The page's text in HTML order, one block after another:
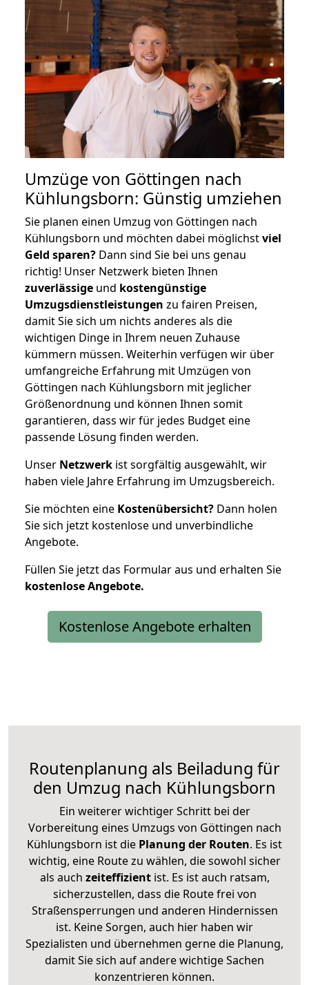
Umzüge von Göttingen nach
Kühlungsborn: Günstig umziehen
Sie planen einen Umzug von Göttingen nach
Kühlungsborn und möchten dabei möglichstviel
Geld sparen? Dann sind Sie bei uns genau
richtig! Unser Netzwerk bieten Ihnen
zuverlässige und kostengünstige
Umzugsdienstleistungen zu fairen Preisen,
damit Sie sich um nichts anderes als die
wichtigen Dinge in Ihrem neuen Zuhause
kümmern müssen. Weiterhin verfügen wir über
umfangreiche Erfahrung mit Umzügen von
Göttingen nach Kühlungsborn mit jeglicher
Größenordnung und können Ihnen somit
garantieren, dass wir für jedes Budget eine
passende Lösung finden werden.
Unser Netzwerk ist sorgfältig ausgewählt, wir
haben viele Jahre Erfahrung im Umzugsbereich.
Sie möchten eine Kostenübersicht? Dann holen
Sie sich jetzt kostenlose und unverbindliche
Angebote.
Füllen Sie jetzt das Formular aus und erhalten Sie
kostenloseAngebote.
Kostenlose Angebote erhalten
Routenplanung als Beiladung für
den Umzug nach Kühlungsborn
Ein weiterer wichtiger Schritt bei der
Vorbereitung eines Umzugs von Göttingen nach
Kühlungsborn ist die Planung der Routen. Es ist
wichtig, eine Route zu wählen, die sowohl sicher
als auch zeiteffizientist. Es ist auch ratsam,
sicherzustellen, dass die Route frei von
Straßensperrungen und anderen Hindernissen
ist. Keine Sorgen, auch hier haben wir
Spezialisten und übernehmen gerne die Planung,
damit Sie sich auf andere wichtige Sachen
konzentrieren können.